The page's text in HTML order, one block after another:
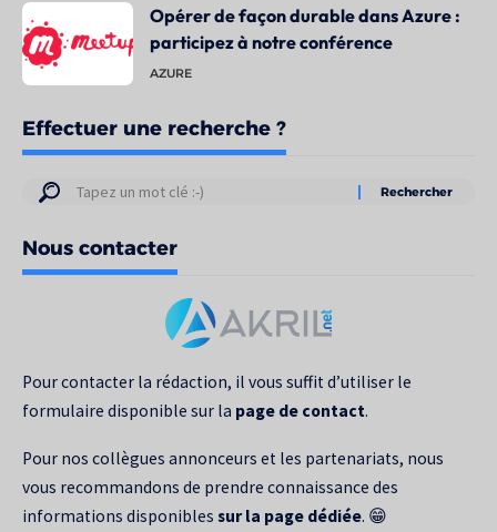
Opérer de façon durable dans Azure :
participez à notre conférence
AZURE
Effectuer une recherche ?
Résultats
votre
recherche
Nous contacter
Pour contacter la rédaction, il vous suffit d’utiliser le
formulaire disponible sur la page de contact.
Pour nos collègues annonceurs et les partenariats, nous
vous recommandons de prendre connaissance des
informations disponibles sur la page dédiée. 😁